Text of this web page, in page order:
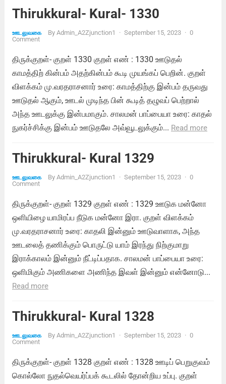
Thirukkural- Kural- 1330
ஊடலுவகை By Admin_A2Zjunction1 · September 15, 2023 · 0
Comment
திருக்குறள்- குறள் 1330 குறள் எண் : 1330 ஊடுதல்
காமத்திற் கின்பம் அதற்கின்பம் கூடி முயங்கப் பெறின். குறள்
விளக்கம் மு.வரதராசனார் உரை: காமத்திற்கு இன்பம் தருவது
ஊடுதல் ஆகும், ஊடல் முடிந்த பின் கூடித் தழுவப் பெற்றால்
அந்த ஊடலுக்கு இன்பமாகும். சாலமன் பாப்பையா உரை: காதல்
நுகர்ச்சிக்கு இன்பம் ஊடுதலே அவ்வூடலுக்கும்... Read more
Thirukkural- Kural 1329
ஊடலுவகை By Admin_A2Zjunction1 · September 15, 2023 · 0
Comment
திருக்குறள்- குறள் 1329 குறள் எண் : 1329 ஊடுக மன்னோ
ஒளியிழை யாமிரப்ப நீடுக மன்னோ இரா. குறள் விளக்கம்
மு.வரதராசனார் உரை: காதலி இன்னும் ஊடுவாளாக, அந்த
ஊடலைத் தணிக்கும் பொருட்டு யாம் இரந்து நிற்குமாறு
இராக்காலம் இன்னும் நீட்டிப்பதாக. சாலமன் பாப்பையா உரை:
ஒளிமிகும் அணிகளை அணிந்த இவள் இன்னும் என்னோடு...
Read more
Thirukkural- Kural 1328
ஊடலுவகை By Admin_A2Zjunction1 · September 15, 2023 · 0
Comment
திருக்குறள்- குறள் 1328 குறள் எண் : 1328 ஊடிப் பெறுகுவம்
கொல்லோ நுதல்வெயர்ப்பக் கூடலில் தோன்றிய உப்பு. குறள்